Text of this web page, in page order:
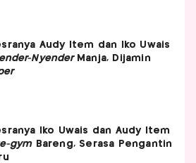
Audy Item dan Iko Uwais
NyenderManja, Dijamin
Iko Uwais dan Audy Item
gymBareng, Serasa Pengantin